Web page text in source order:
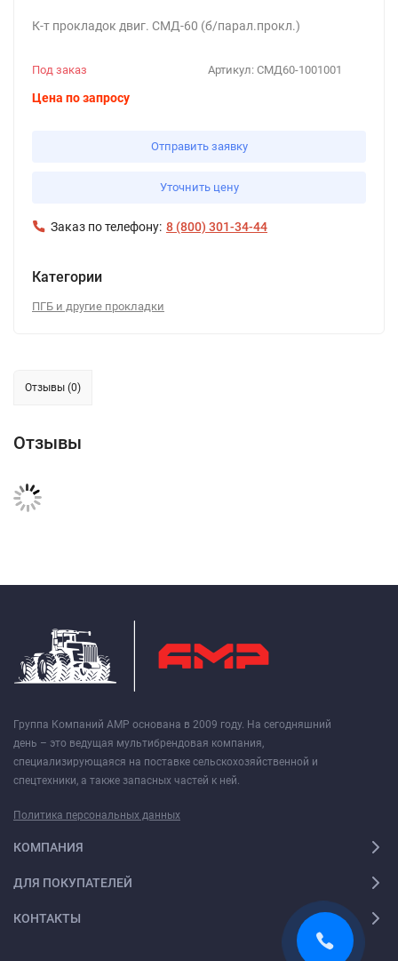
К-т прокладок двиг. СМД-60 (б/парал.прокл.)
Артикул: СМД60-1001001
Под заказ
Цена по запросу
Отправить заявку
Уточнить цену
Заказ по телефону: 8 (800) 301-34-44
Категории
ПГБ и другие прокладки
Отзывы (0)
Отзывы
Группа Компаний АМР основана в 2009 году. На сегодняшний
день – это ведущая мультибрендовая компания,
специализирующаяся на поставке сельскохозяйственной и
спецтехники, а также запасных частей к ней.
Политика персональных данных
КОМПАНИЯ
ДЛЯ ПОКУПАТЕЛЕЙ
КОНТАКТЫ